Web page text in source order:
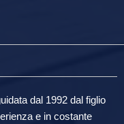
dal 1992 dal figlio
e in costante